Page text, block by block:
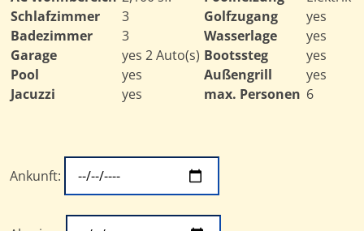
Schlafzimmer
Badezimmer
Garage
Pool
Jacuzzi
3
3
yes 2 Auto(s)
yes
yes
Golfzugang
Wasserlage
Bootssteg
Außengrill
max. Personen
yes
yes
yes
yes
6
Ankunft: